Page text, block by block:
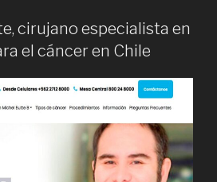
cirujano especialista en
el cáncer en Chile